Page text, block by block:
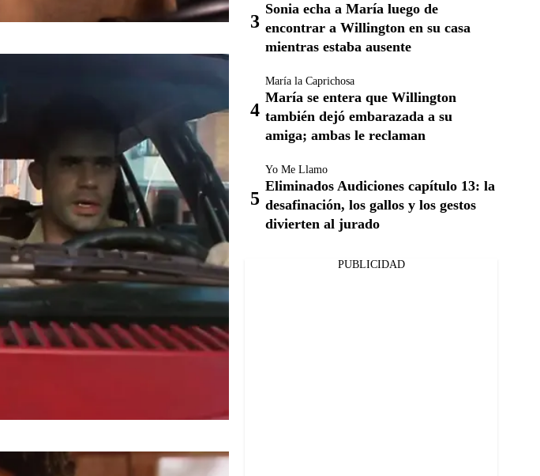
Sonia echa a María luego de
encontrar a Willington en su casa
mientras estaba ausente
María la Caprichosa
María se entera que Willington
también dejó embarazada a su
amiga; ambas le reclaman
Yo Me Llamo
Eliminados Audiciones capítulo 13: la
desafinación, los gallos y los gestos
divierten al jurado
PUBLICIDAD